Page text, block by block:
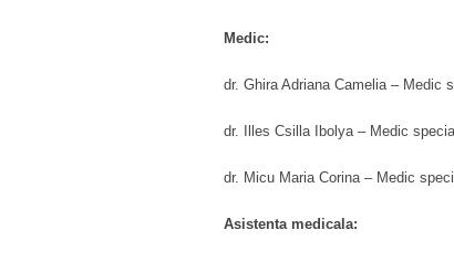
Medic:
dr. Ghira Adriana Camelia – Medic
dr. Illes Csilla Ibolya – Medic
dr. Micu Maria Corina – Medic
Asistenta medicala: